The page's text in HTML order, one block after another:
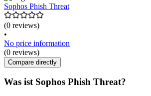
Sophos Phish Threat
(0 reviews)
•
No price information
(0 reviews)
Compare directly
Was ist Sophos Phish Threat?